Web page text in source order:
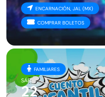
ENCARNACIÓN, JAL (MX)
COMPRAR BOLETOS
FAMILIARES
SÁB
22